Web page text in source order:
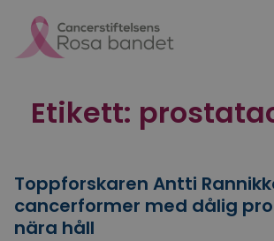
Etikett:
Toppforskaren Antti
cancerformer med dålig
nära håll